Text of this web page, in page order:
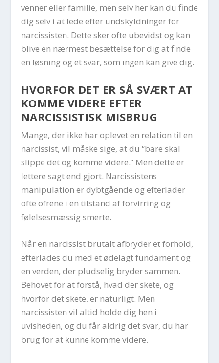
venner eller familie, men selv her kan du finde
dig selv i at lede efter undskyldninger for
narcissisten. Dette sker ofte ubevidst og kan
blive en nærmest besættelse for dig at finde
en løsning og et svar, som ingen kan give dig.
HVORFOR DET ER SÅ SVÆRT AT
KOMME VIDERE EFTER
NARCISSISTISK MISBRUG
Mange, der ikke har oplevet en relation til en
narcissist, vil måske sige, at du “bare skal
slippe det og komme videre.” Men dette er
lettere sagt end gjort. Narcissistens
manipulation er dybtgående og efterlader
ofte ofrene i en tilstand af forvirring og
følelsesmæssig smerte.
Når en narcissist brutalt afbryder et forhold,
efterlades du med et ødelagt fundament og
en verden, der pludselig bryder sammen.
Behovet for at forstå, hvad der skete, og
hvorfor det skete, er naturligt. Men
narcissisten vil altid holde dig hen i
uvisheden, og du får aldrig det svar, du har
brug for at kunne komme videre.